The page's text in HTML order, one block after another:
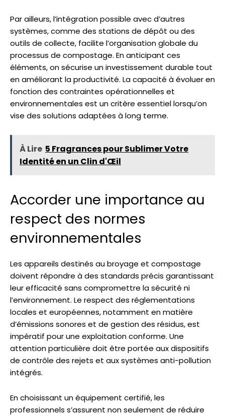
Par ailleurs, l’intégration possible avec d’autres
systèmes, comme des stations de dépôt ou des
outils de collecte, facilite l’organisation globale du
processus de compostage. En anticipant ces
éléments, on sécurise un investissement durable tout
en améliorant la productivité. La capacité à évoluer en
fonction des contraintes opérationnelles et
environnementales est un critère essentiel lorsqu’on
vise des solutions adaptées à long terme.
À Lire 5 Fragrances pour Sublimer Votre
Identité en un Clin d'Œil
Accorder une importance au
respect des normes
environnementales
Les appareils destinés au broyage et compostage
doivent répondre à des standards précis garantissant
leur efficacité sans compromettre la sécurité ni
l’environnement. Le respect des réglementations
locales et européennes, notamment en matière
d’émissions sonores et de gestion des résidus, est
impératif pour une exploitation conforme. Une
attention particulière doit être portée aux dispositifs
de contrôle des rejets et aux systèmes anti-pollution
intégrés.
En choisissant un équipement certifié, les
professionnels s’assurent non seulement de réduire